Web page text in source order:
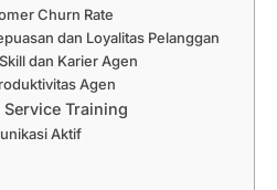
Churn Rate
dan Loyalitas Pelanggan
dan Karier Agen
Agen
Training
Aktif